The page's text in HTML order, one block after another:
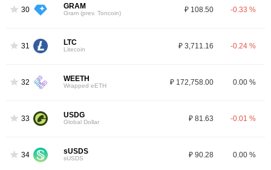
30 GRAM
Gram (prev. Toncoin) ₽ 108.50 -0.33 %
31 LTC
Litecoin ₽ 3,711.16 -0.24 %
32 WEETH
Wrapped eETH ₽ 172,758.00 0.00 %
33 USDG
Global Dollar ₽ 81.63 -0.01 %
34 sUSDS
sUSDS ₽ 90.28 0.00 %